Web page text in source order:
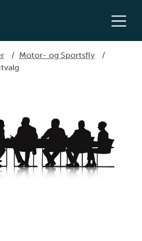
/ Motor- og Sportsfly
/